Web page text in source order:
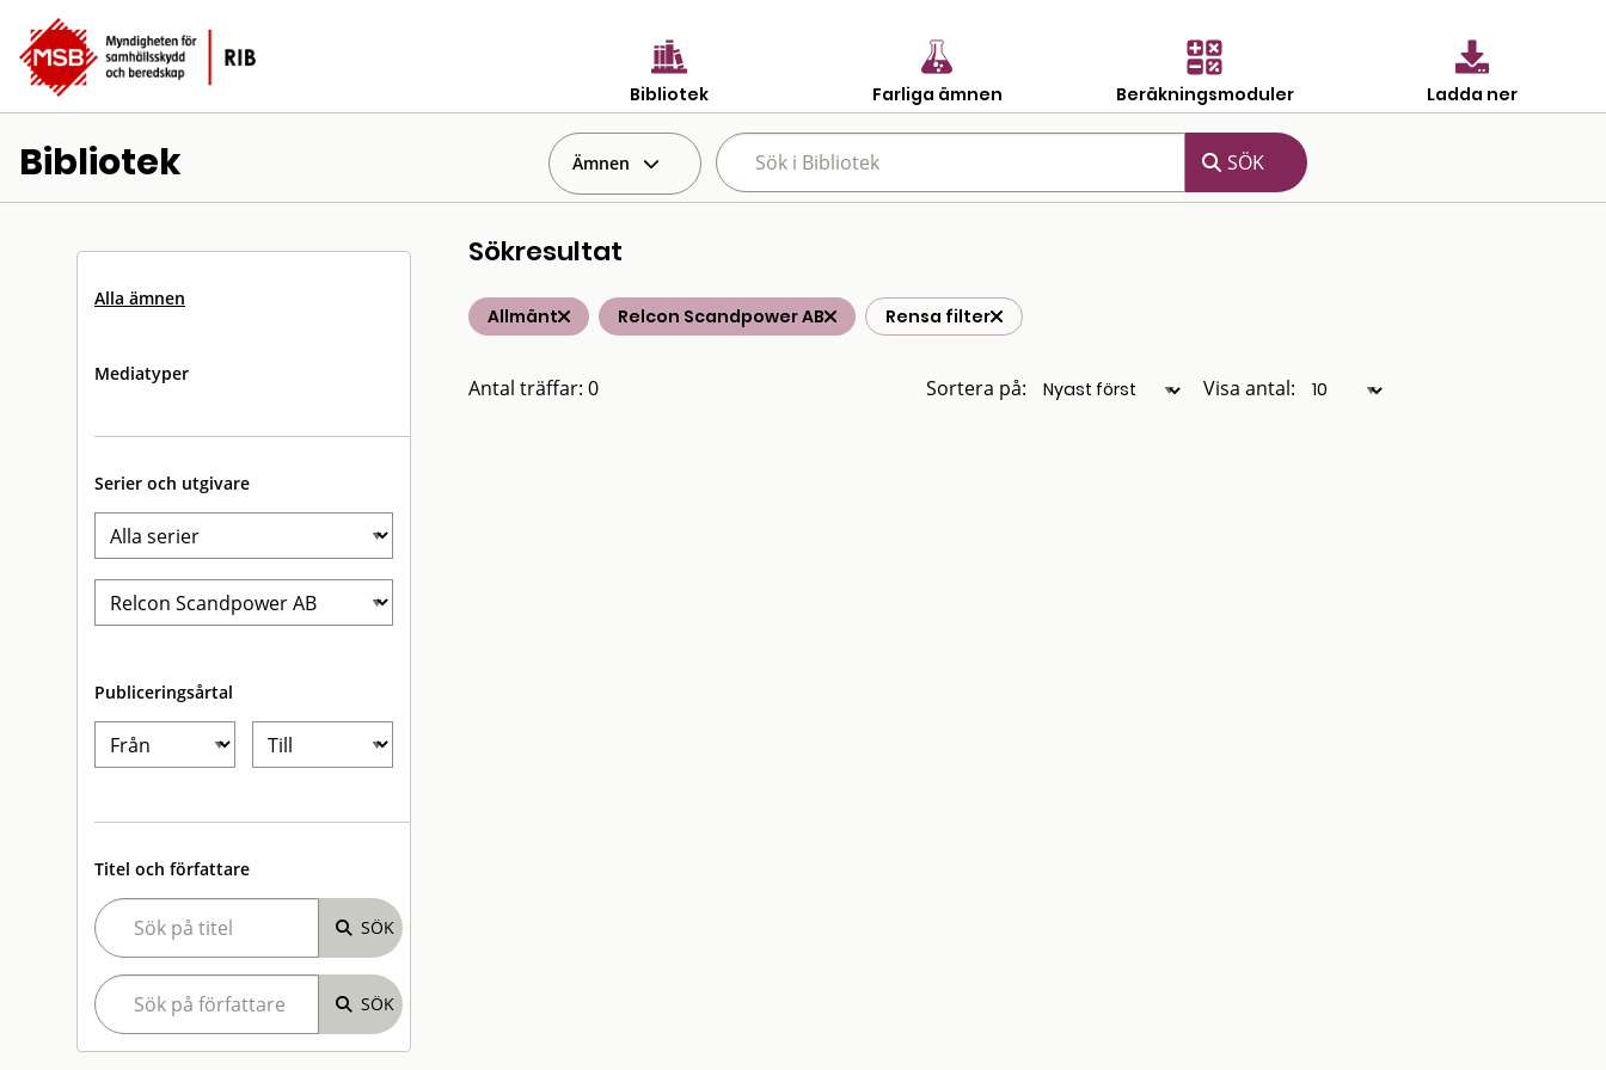
Bibliotek Farliga ämnen Beräkningsmoduler Ladda ner
Bibliotek Ämnen
Alla ämnen
Mediatyper
Serier och utgivare
Publiceringsårtal
Titel och författare
Sökresultat
Allmänt Relcon Scandpower AB Rensa filter
Antal träffar: 0 Sortera på: Visa antal: